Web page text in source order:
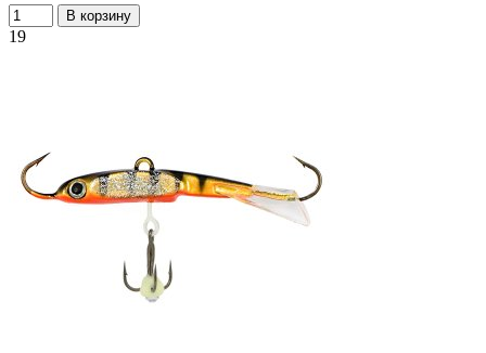
В корзину
19